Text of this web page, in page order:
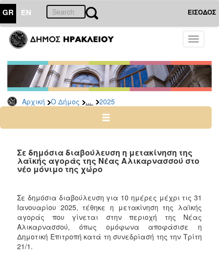
GR EN ΕΙΣΟΔΟΣ
Toggle
Αρχική Ο Δήμος ... 2025
ΔΗΜΟΣ
Δελτία
Τύπου
Αρχείο
2026
2024
2022
2021
2019
2018
2017
Σε δημόσια διαβούλευση η μετακίνηση της
λαϊκής αγοράς της Νέας Αλικαρνασσού στο
νέο μόνιμο της χώρο
Σε δημόσια διαβούλευση για 10 ημέρες μέχρι τις 31
Ιανουαρίου 2025, τέθηκε η μετακίνηση της λαϊκής
αγοράς που γίνεται στην περιοχή της Νέας
Αλικαρνασσού, όπως ομόφωνα αποφάσισε η
Δημοτική Επιτροπή κατά τη συνεδρίασή της την Τρίτη
21/1.